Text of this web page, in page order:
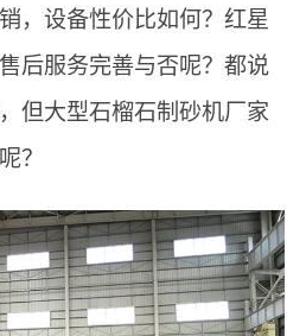
，设备性价比如何？红星
后服务完善与否呢？都说
但大型石榴石制砂机厂家
？